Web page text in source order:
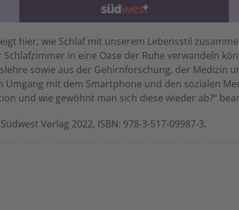
hier, wie Schlaf mit unserem Lebensstil
in eine Oase der Ruhe verwandeln
sowie aus der Gehirnforschung, der Medizin
Umgang mit dem Smartphone und den sozialen
und wie gewöhnt man sich diese wieder ab?“
Südwest Verlag 2022, ISBN: 978-3-517-09987-3.